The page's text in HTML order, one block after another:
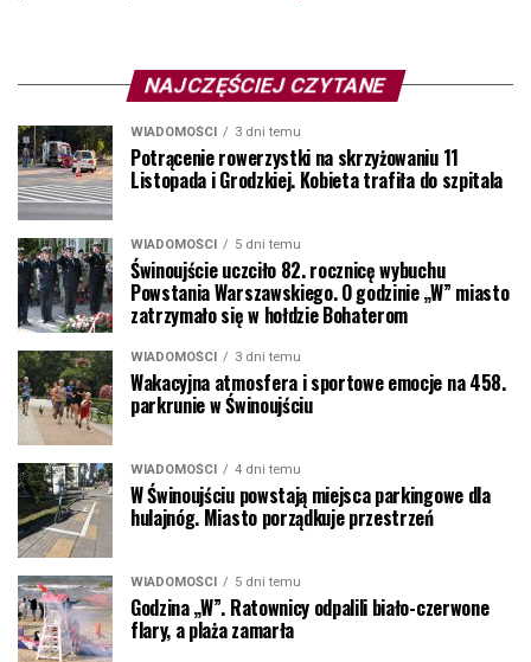
NAJCZĘŚCIEJ CZYTANE
WIADOMOŚCI 3 dni temu
Potrącenie rowerzystki na skrzyżowaniu 11
Listopada i Grodzkiej. Kobieta trafiła do szpitala
WIADOMOŚCI 5 dni temu
Świnoujście uczciło 82. rocznicę wybuchu
Powstania Warszawskiego. O godzinie „W” miasto
zatrzymało się w hołdzie Bohaterom
WIADOMOŚCI 3 dni temu
Wakacyjna atmosfera i sportowe emocje na 458.
parkrunie w Świnoujściu
WIADOMOŚCI 4 dni temu
W Świnoujściu powstają miejsca parkingowe dla
hulajnóg. Miasto porządkuje przestrzeń
WIADOMOŚCI 5 dni temu
Godzina „W”. Ratownicy odpalili biało-czerwone
flary, a plaża zamarła